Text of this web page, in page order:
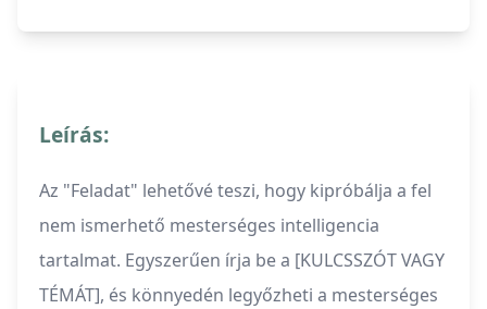
Leírás:
Az "Feladat" lehetővé teszi, hogy kipróbálja a fel
nem ismerhető mesterséges intelligencia
tartalmat. Egyszerűen írja be a [KULCSSZÓT VAGY
TÉMÁT], és könnyedén legyőzheti a mesterséges